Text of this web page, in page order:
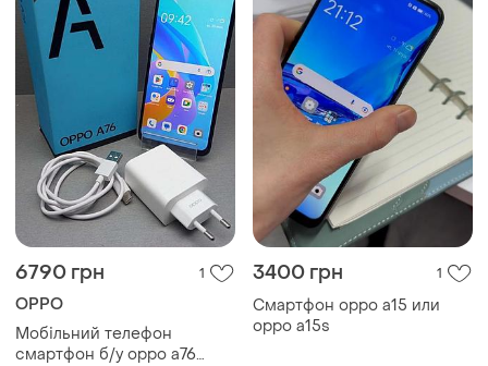
6790 грн 1
OPPO
Мобільний телефон
смартфон б/у oppo a76
3400 грн 1
Смартфон oppo a15 или
oppo a15s